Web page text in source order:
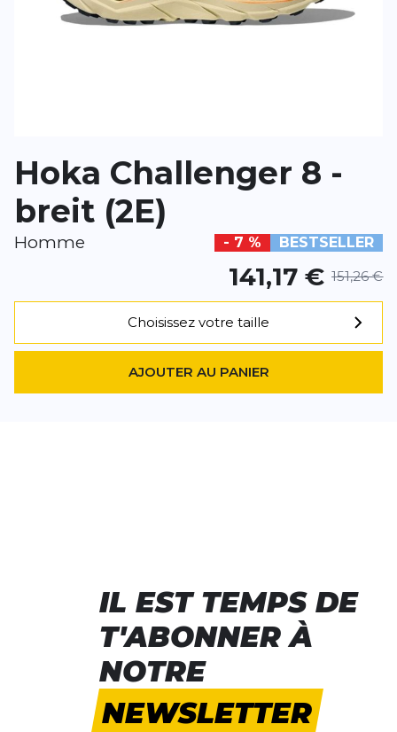
Ce formulaire est protégé par reCAPTCHA –
d'utilisation
de Google s'appliquent.
Hoka Challenger 8 -
breit (2E)
Homme - 7 % BESTSELLER
141,17 € 151,26 €
Choisissez votre taille
AJOUTER AU PANIER
IL EST TEMPS DE
T'ABONNER À
NOTRE
NEWSLETTER